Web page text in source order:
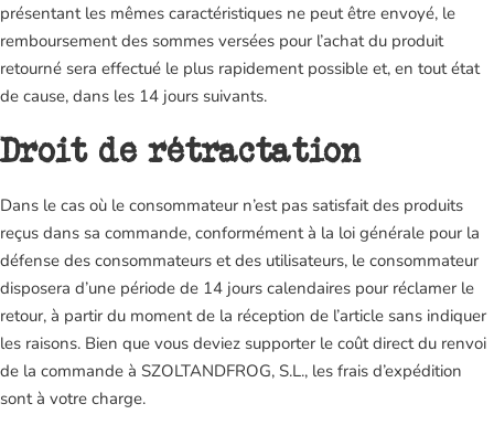
présentant les mêmes caractéristiques ne peut être envoyé, le
remboursement des sommes versées pour l’achat du produit
retourné sera effectué le plus rapidement possible et, en tout état
de cause, dans les 14 jours suivants.
Droit de rétractation
Dans le cas où le consommateur n’est pas satisfait des produits
reçus dans sa commande, conformément à la loi générale pour la
défense des consommateurs et des utilisateurs, le consommateur
disposera d’une période de 14 jours calendaires pour réclamer le
retour, à partir du moment de la réception de l’article sans indiquer
les raisons. Bien que vous deviez supporter le coût direct du renvoi
de la commande à SZOLTANDFROG, S.L., les frais d’expédition
sont à votre charge.